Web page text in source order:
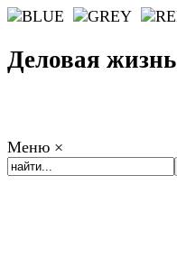
Деловая жизнь
Меню ×